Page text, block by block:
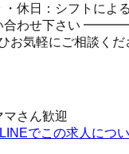
休日：シフトに
問い合わせ下
お気軽にご相談くだ
マさん歓迎
LINEでこの求人につ